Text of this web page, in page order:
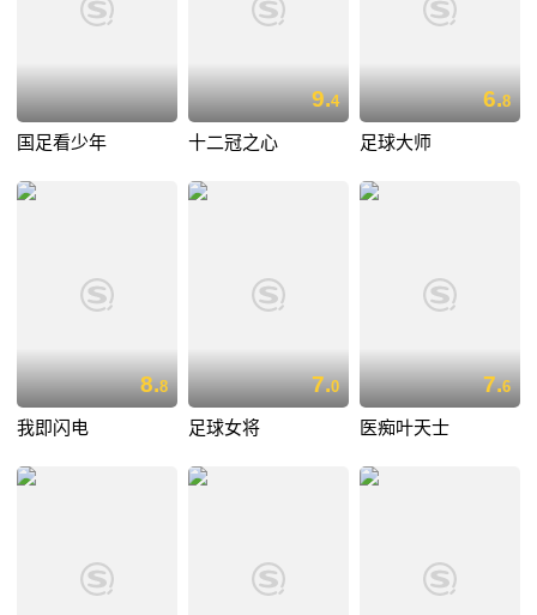
国足看少年
9.4
十二冠之心
6.8
足球大师
8.8
我即闪电
7.0
足球女将
7.6
医痴叶天士